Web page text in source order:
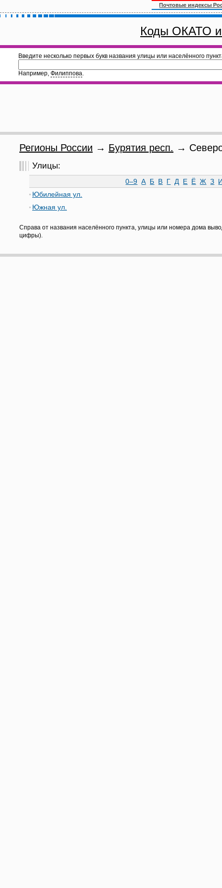
Почтовые индексы
Коды ОКАТО
Введите несколько первых букв названия улицы или населённого
Например, Филиппова.
Регионы России → Бурятия респ. →
Улицы:
0–9 А Б В Г Д Е Ё Ж З
Юбилейная ул.
Южная ул.
Справа от названия населённого пункта, улицы или номера дома
цифры).